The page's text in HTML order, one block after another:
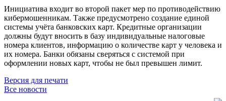
Инициатива входит во второй пакет мер по противодействию
кибермошенникам. Также предусмотрено создание единой
системы учёта банковских карт. Кредитные организации
должны будут вносить в базу индивидуальные налоговые
номера клиентов, информацию о количестве карт у человека и
их номера. Банки обязаны сверяться с системой при
оформлении новых карт, чтобы не был превышен лимит.
Версия для печати
Все новости